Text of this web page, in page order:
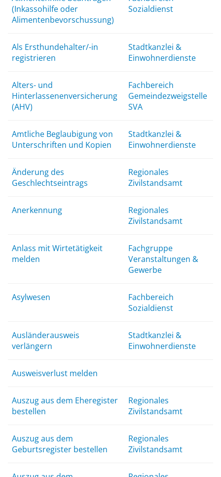
(Inkassohilfe oder
Alimentenbevorschussung)
Sozialdienst
Als Ersthundehalter/-in
registrieren
Stadtkanzlei &
Einwohnerdienste
Alters- und
Hinterlassenenversicherung
(AHV)
Fachbereich
Gemeindezweigstelle
SVA
Amtliche Beglaubigung von
Unterschriften und Kopien
Stadtkanzlei &
Einwohnerdienste
Änderung des
Geschlechtseintrags
Regionales
Zivilstandsamt
Anerkennung
Regionales
Zivilstandsamt
Anlass mit Wirtetätigkeit
melden
Fachgruppe
Veranstaltungen &
Gewerbe
Asylwesen
Fachbereich
Sozialdienst
Ausländerausweis
verlängern
Stadtkanzlei &
Einwohnerdienste
Ausweisverlust melden
Auszug aus dem Eheregister
bestellen
Regionales
Zivilstandsamt
Auszug aus dem
Geburtsregister bestellen
Regionales
Zivilstandsamt